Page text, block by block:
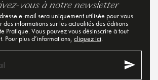
vous à notre newsletter
e-mail sera uniquement utilisée pour vous
des informations sur les actualités des éditions
Pratique. Vous pouvez vous désinscrire à tout
Pour plus d’informations, cliquez ici.
send